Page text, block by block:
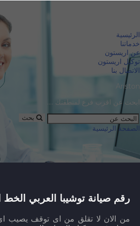
الرئيسية
خدماتنا
عن اريستون
توكيل اريستون
الاتصال بنا
Ariston
ابحث عن اقرب فرع لمنطقتك ....
بحث
الصفحة الرئيسية
رقم صيانة توشيبا العربي
من الان لا تقلق من اى توقف يصيب